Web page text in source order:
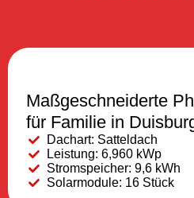
Maßgeschneiderte
für Familie in
Dachart: Satteldach
Leistung: 6,960 kWp
Stromspeicher: 9,6 kWh
Solarmodule: 16 Stück